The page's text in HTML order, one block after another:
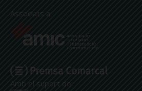
Associats a:
Amb el suport de: